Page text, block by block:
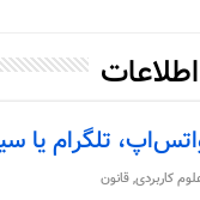
تلگرام یا
کاربردی,قانون